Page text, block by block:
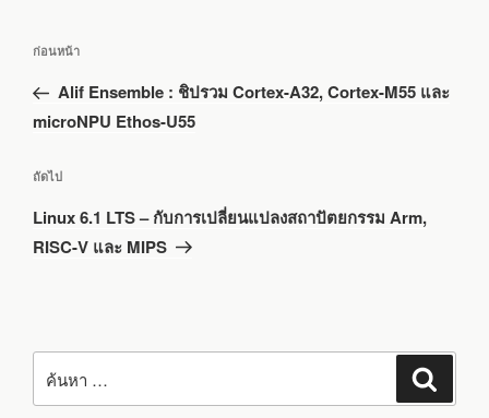
เรื่อง
เรื่อง
ก่อน
หน้า
ก่อนหน้า
Alif Ensemble : ชิปรวม Cortex-A32, Cortex-M55 และ
microNPU Ethos-U55
เรื่อง
ถัดไป
Linux 6.1 LTS – กับการเปลี่ยนแปลงสถาปัตยกรรม Arm,
RISC-V และ MIPS
ค้นหา: